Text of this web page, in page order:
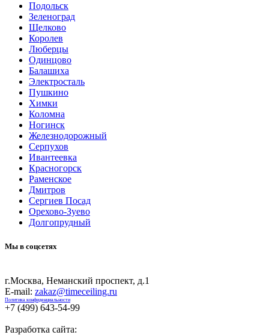
Подольск
Зеленоград
Щелково
Королев
Люберцы
Одинцово
Балашиха
Электросталь
Пушкино
Химки
Коломна
Ногинск
Железнодорожный
Серпухов
Ивантеевка
Красногорск
Раменское
Дмитров
Сергиев Посад
Орехово-Зуево
Долгопрудный
Мы в соцсетях
г.Москва, Неманский проспект, д.1
E-mail: zakaz@timeceiling.ru
Политика конфиденциальности
+7 (499) 643-54-99
Разработка сайта: